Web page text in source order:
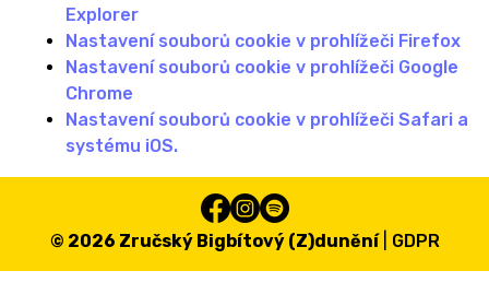
Explorer
Nastavení souborů cookie v prohlížeči Firefox
Nastavení souborů cookie v prohlížeči Google
Chrome
Nastavení souborů cookie v prohlížeči Safari a
systému iOS.
© 2026 ​Zručský Bigbítový (Z)dunění| GDPR